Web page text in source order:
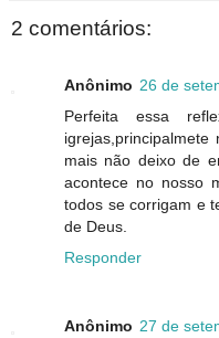
2 comentários:
Anônimo 26 de
Perfeita essa
mais não deixo de
acontece no nosso
todos se corrigam e
de Deus.
Responder
Anônimo 27 de